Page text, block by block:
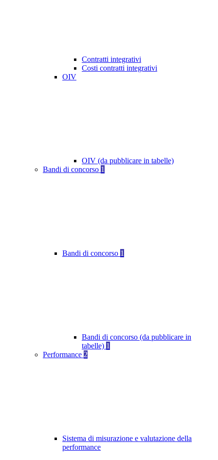
Contratti integrativi
Costi contratti integrativi
OIV
OIV (da pubblicare in tabelle)
Bandi di concorso 1
Bandi di concorso 1
Bandi di concorso (da pubblicare in
tabelle) 1
Performance 2
Sistema di misurazione e valutazione della
performance